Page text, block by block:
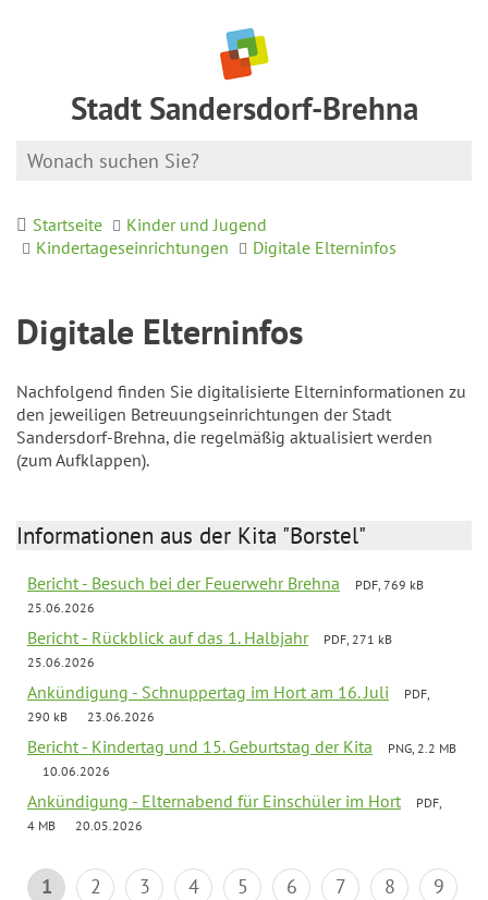
Stadt Sandersdorf-Brehna
Startseite
Kinder und Jugend
Kindertageseinrichtungen
Digitale Elterninfos
Digitale Elterninfos
Nachfolgend finden Sie digitalisierte Elterninformationen zu
den jeweiligen Betreuungseinrichtungen der Stadt
Sandersdorf-Brehna, die regelmäßig aktualisiert werden
(zum Aufklappen).
Informationen aus der Kita "Borstel"
Bericht - Besuch bei der Feuerwehr Brehna
PDF, 769 kB
25.06.2026
Bericht - Rückblick auf das 1. Halbjahr
PDF, 271 kB
25.06.2026
Ankündigung - Schnuppertag im Hort am 16. Juli
PDF,
290 kB
23.06.2026
Bericht - Kindertag und 15. Geburtstag der Kita
PNG, 2.2 MB
10.06.2026
Ankündigung - Elternabend für Einschüler im Hort
PDF,
4 MB
20.05.2026
1 2 3 4 5 6 7 8
9